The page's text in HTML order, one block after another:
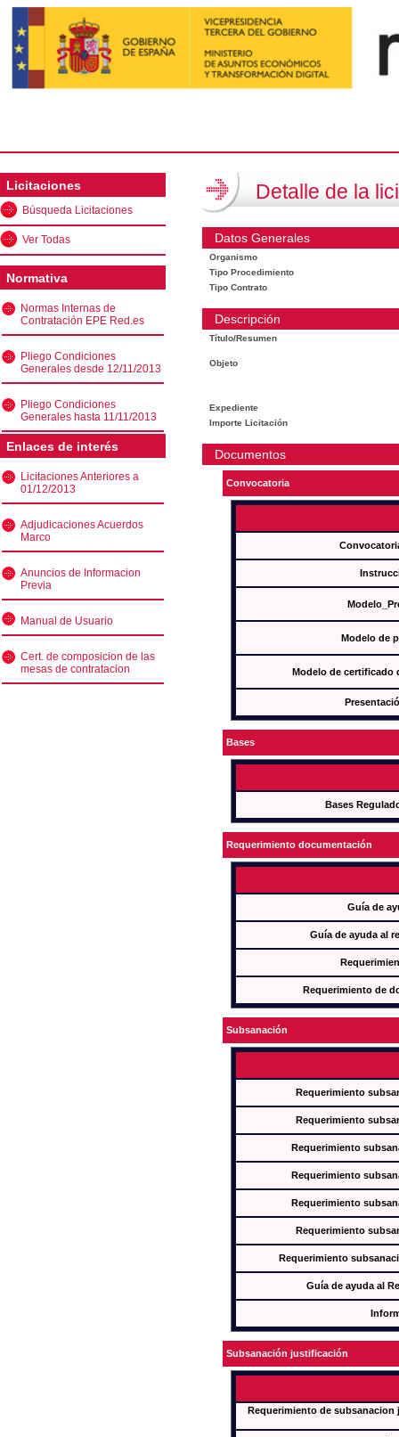
Licitaciones
Búsqueda Licitaciones
Ver Todas
Normativa
Normas Internas de
Contratación EPE Red.es
Pliego Condiciones
Generales desde 12/11/2013
Pliego Condiciones
Generales hasta 11/11/2013
Enlaces de interés
Licitaciones Anteriores a
01/12/2013
Adjudicaciones Acuerdos
Marco
Anuncios de Informacion
Previa
Manual de Usuario
Cert. de composicion de las
mesas de contratacion
Detalle de la
Datos Generales
Organismo
Tipo Procedimiento
Tipo Contrato
Descripción
Título/Resumen
Objeto
Expediente
Importe Licitación
Documentos
Convocatoria
Modelo de
Modelo de certificado
Bases
Bases
Requerimiento documentación
Guía de
Guía de ayuda al
Requerimiento de
Subsanación
Requerimiento
Requerimiento
Requerimiento
Requerimiento
Requerimiento
Requerimiento
Requerimiento
Guía de ayuda al
Subsanación justificación
Requerimiento de